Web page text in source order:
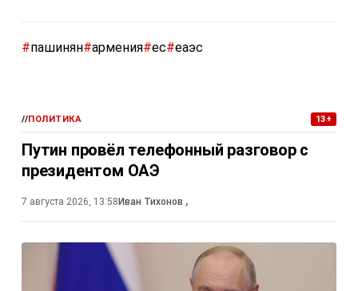
Дзен ВКонтакте
пашинян армения еаэс